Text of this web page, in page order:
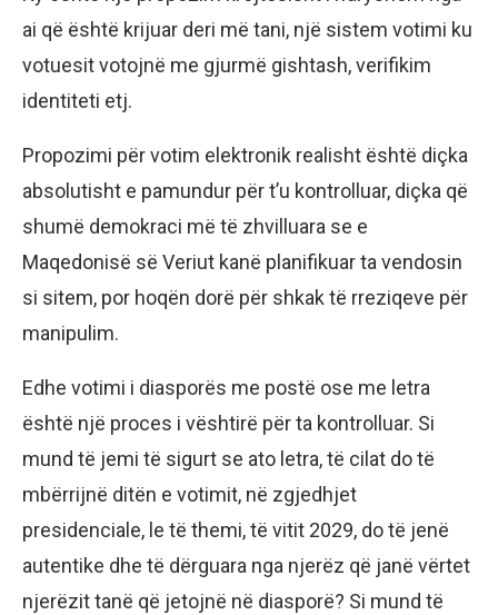
ai që është krijuar deri më tani, një sistem votimi ku
votuesit votojnë me gjurmë gishtash, verifikim
identiteti etj.
Propozimi për votim elektronik realisht është diçka
absolutisht e pamundur për t’u kontrolluar, diçka që
shumë demokraci më të zhvilluara se e
Maqedonisë së Veriut kanë planifikuar ta vendosin
si sitem, por hoqën dorë për shkak të rreziqeve për
manipulim.
Edhe votimi i diasporës me postë ose me letra
është një proces i vështirë për ta kontrolluar. Si
mund të jemi të sigurt se ato letra, të cilat do të
mbërrijnë ditën e votimit, në zgjedhjet
presidenciale, le të themi, të vitit 2029, do të jenë
autentike dhe të dërguara nga njerëz që janë vërtet
njerëzit tanë që jetojnë në diasporë? Si mund të